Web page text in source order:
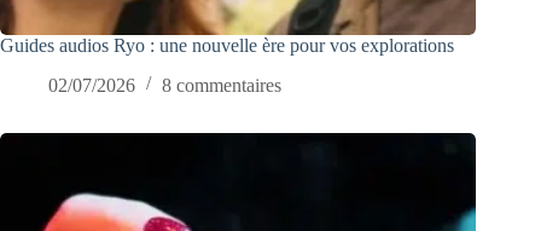
Guides audios Ryo : une nouvelle ère pour vos explorations
02/07/2026
8 commentaires